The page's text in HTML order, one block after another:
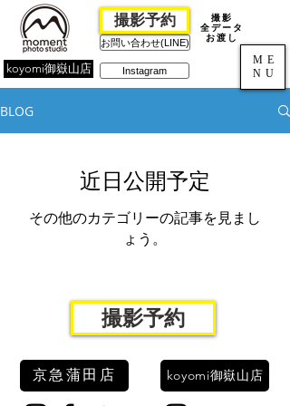
ME
NU
koyomi御嶽山店
撮影予約
お問い合わせ(LINE)
Instagram
撮影
全データ
お渡し
BLOG
近日公開予定
その他のカテゴリーの記事を見まし
ょう。
撮影予約
京急蒲田店 koyomi御嶽山店